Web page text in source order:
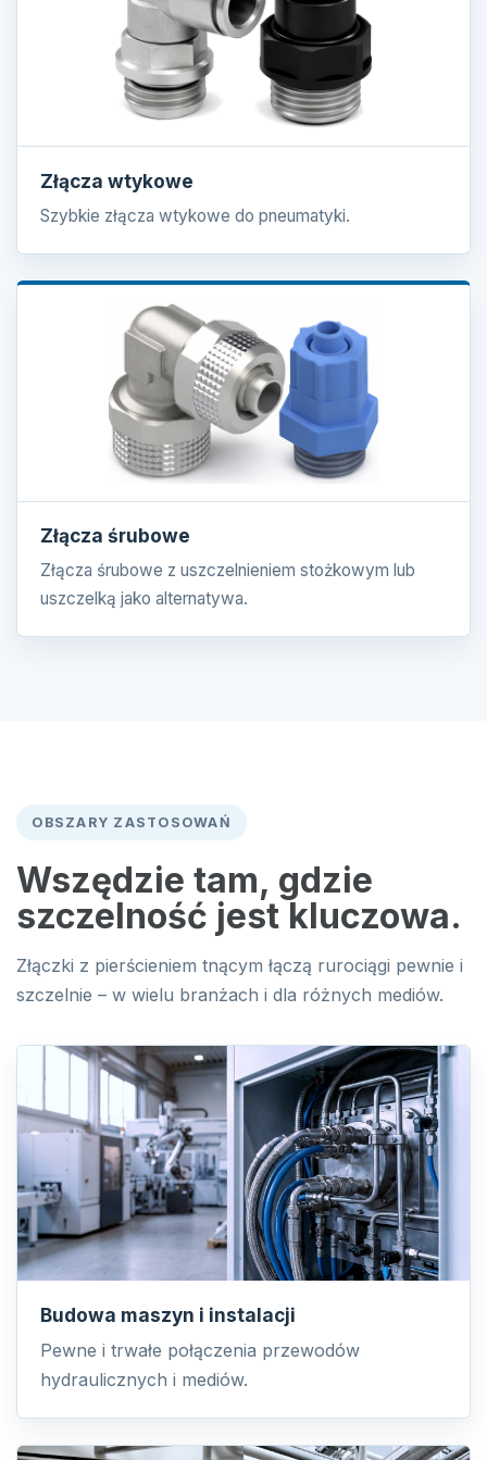
Złącza wtykowe
Szybkie złącza wtykowe do pneumatyki.
Złącza śrubowe
Złącza śrubowe z uszczelnieniem stożkowym lub
uszczelką jako alternatywa.
OBSZARY ZASTOSOWAŃ
Wszędzie tam, gdzie
szczelność jest kluczowa.
Złączki z pierścieniem tnącym łączą rurociągi pewnie i
szczelnie – w wielu branżach i dla różnych mediów.
Budowa maszyn i instalacji
Pewne i trwałe połączenia przewodów
hydraulicznych i mediów.